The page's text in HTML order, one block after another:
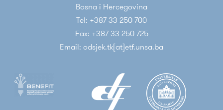
Bosna i Hercegovina
Tel: +387 33 250 700
Fax: +387 33 250 725
Email: odsjek.tk[at]etf.unsa.ba